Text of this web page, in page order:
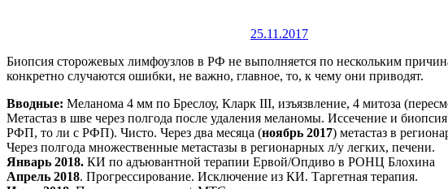
25.11.2017
Биопсия сторожевых лимфоузлов в РФ не выполняется по нескольким
конкретно случаются ошибки, не важно, главное, то, к чему они приводят.
Вводные: Меланома 4 мм по Бреслоу, Кларк III, изъязвление, 4 митоза
Метастаз в шве через полгода после удаления меланомы. Иссечение и
РФП, то ли с РФП). Чисто. Через два месяца (ноябрь 2017) метастаз в
Через полгода множественные метастазы в регионарных л/у легких, печени.
Январь 2018. КИ по адъювантной терапии Ервой/Опдиво в РОНЦ Блохина
Апрель 2018. Прогрессирование. Исключение из КИ. Таргетная терапия.